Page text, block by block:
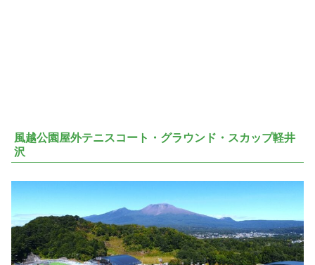
風越公園屋外テニスコート・グラウンド・スカップ軽井
沢